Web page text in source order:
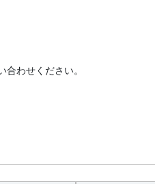
わせください。